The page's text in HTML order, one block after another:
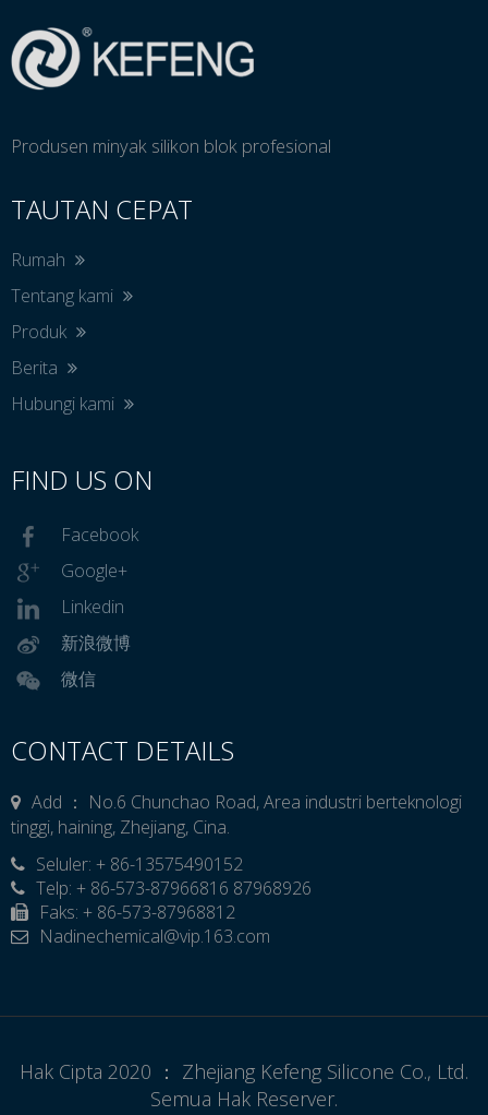
Produsen minyak silikon blok profesional
TAUTAN CEPAT
Rumah
Tentang kami
Produk
Berita
Hubungi kami
FIND US ON
Facebook
Google+
Linkedin
新浪微博
微信
CONTACT DETAILS
Add ： No.6 Chunchao Road, Area industri berteknologi
tinggi, haining, Zhejiang, Cina.

Seluler: + 86-13575490152
Telp: + 86-573-87966816 87968926
Faks: + 86-573-87968812
 Nadinechemical@vip.163.com
Hak Cipta 2020 ： Zhejiang Kefeng Silicone Co., Ltd.
Semua Hak Reserver.